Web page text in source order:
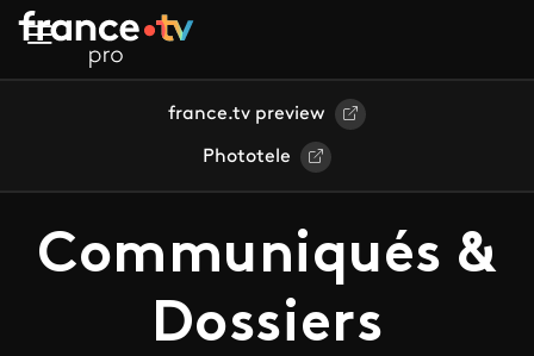
Aller au contenu principal
france.tv preview
Phototele
Communiqués &
Dossiers